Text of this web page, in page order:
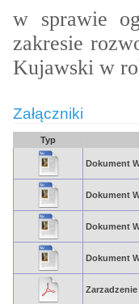
w sprawie
zakresie
Kujawski w
Załączniki
Typ
Dokument
Dokument
Dokument
Dokument
Zarzadzenie